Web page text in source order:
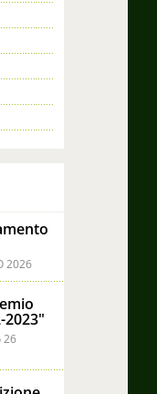
2026
2023"
26